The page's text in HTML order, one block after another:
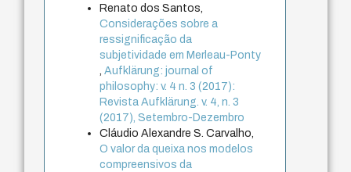
Renato dos Santos,
Considerações sobre a
ressignificação da
subjetividade em Merleau-Ponty
,Aufklärung: journal of
philosophy: v. 4 n. 3 (2017):
Revista Aufklärung. v. 4, n. 3
(2017), Setembro-Dezembro
Cláudio Alexandre S. Carvalho,
O valor da queixa nos modelos
compreensivos da